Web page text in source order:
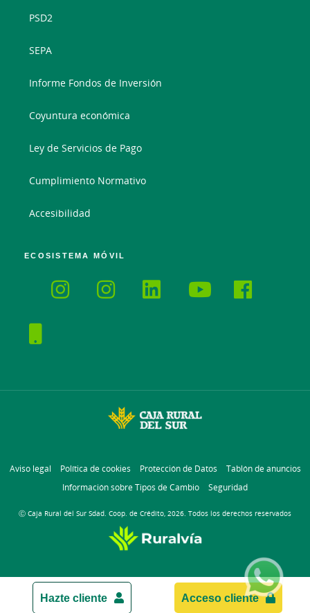
Hazte cliente Acceso cliente
PSD2
SEPA
Informe Fondos de Inversión
Coyuntura económica
Ley de Servicios de Pago
Cumplimiento Normativo
Accesibilidad
ECOSISTEMA MÓVIL
Aviso legal Política de cookies Protección de Datos
Tablón de anuncios
Información sobre Tipos de Cambio
Seguridad
Ⓒ Caja Rural del Sur Sdad. Coop. de Crédito, 2026. Todos los derechos reservados